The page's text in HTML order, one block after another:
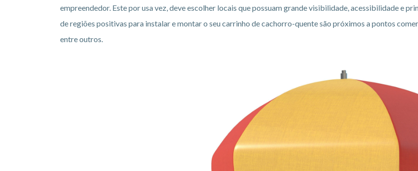
empreendedor. Este por usa vez, deve escolher locais que possuam grande visibilidade, acessibilidade e
de regiões positivas para instalar e montar o seu carrinho de cachorro-quente são próximos a pontos
entre outros.